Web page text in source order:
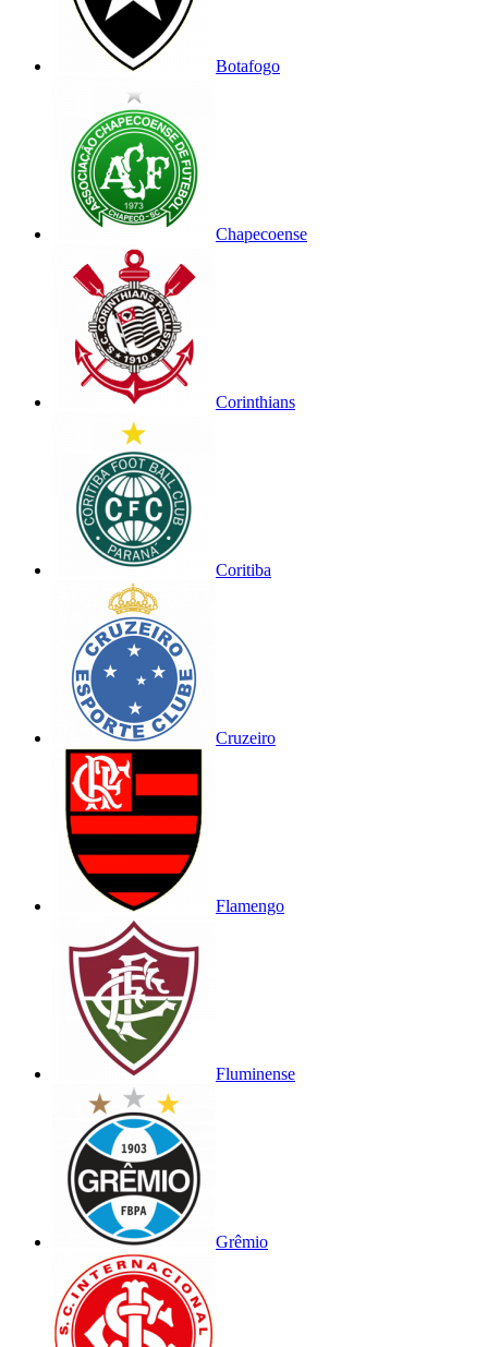
Botafogo
Chapecoense
Corinthians
Coritiba
Cruzeiro
Flamengo
Fluminense
Grêmio